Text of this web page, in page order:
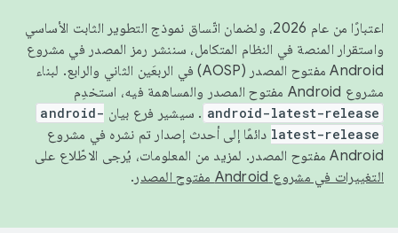
اعتبارًا من عام 2026، ولضمان اتّساق نموذج التطوير الثابت الأساسي
واستقرار المنصة في النظام المتكامل، سننشر رمز المصدر في مشروع
Android مفتوح المصدر (AOSP) في الربعَين الثاني والرابع. لبناء
مشروع Android مفتوح المصدر والمساهمة فيه، استخدِم
android-latest-release . سيشير فرع بيان android-
latest-release دائمًا إلى أحدث إصدار تم نشره في مشروع
Android مفتوح المصدر. لمزيد من المعلومات، يُرجى الاطّلاع على
التغييرات في مشروع Android مفتوح المصدر
.